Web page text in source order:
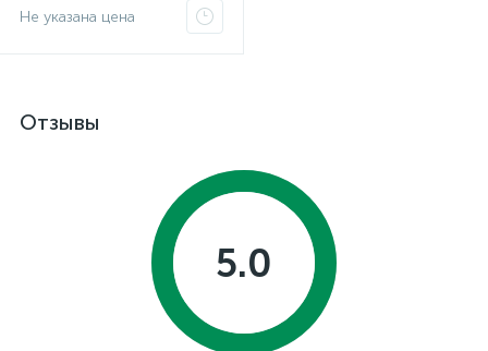
Не указана цена
Отзывы
5.0